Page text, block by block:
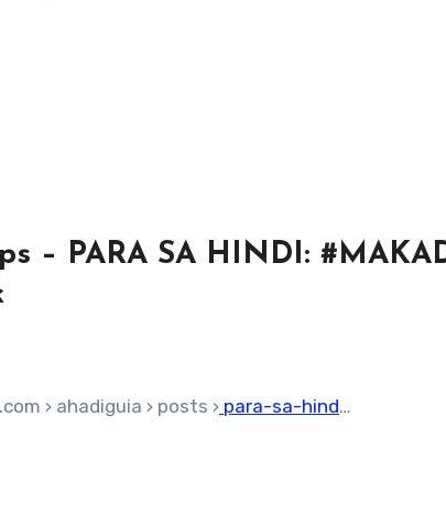
– PARA SA HINDI:
› ahadiguia › posts › para-sa-hind…